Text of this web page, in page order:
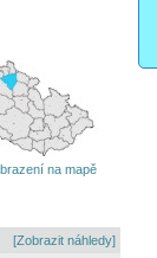
na mapě
[Zobrazit náhledy]